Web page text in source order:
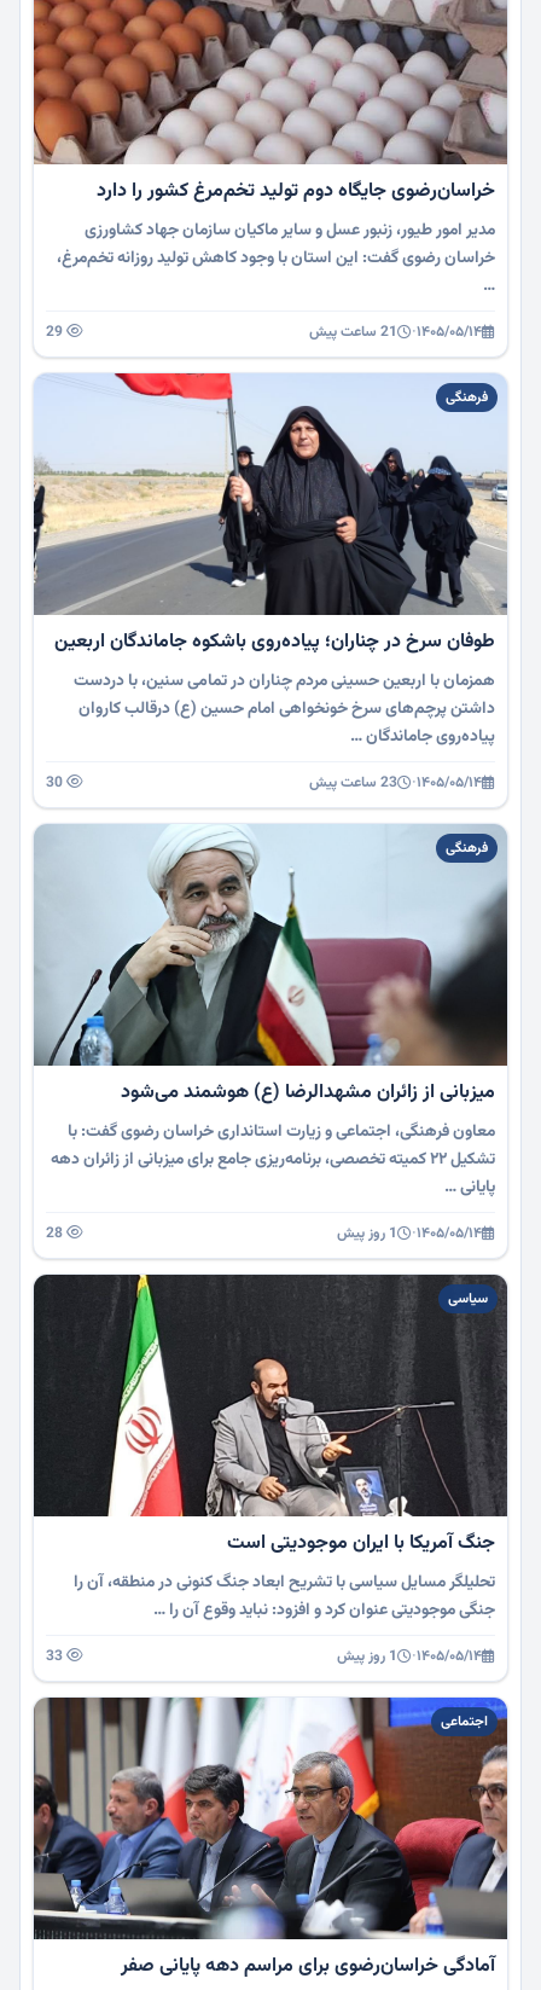
خراسان‌رضوی جایگاه دوم تولید تخم‌مرغ کشور را دارد
مدیر امور طیور، زنبور عسل و سایر ماکیان سازمان جهاد کشاورزی
خراسان رضوی گفت: این استان با وجود کاهش تولید روزانه تخم‌مرغ،
…
۱۴۰۵/۰۵/۱۴· 21 ساعت پیش
فرهنگی
طوفان سرخ در چناران؛ پیاده‌روی باشکوه جاماندگان اربعین
همزمان با اربعین حسینی مردم چناران در تمامی سنین، با دردست
داشتن پرچم‌های سرخ خونخواهی امام حسین (ع) درقالب کاروان
پیاده‌روی جاماندگان …
۱۴۰۵/۰۵/۱۴· 23 ساعت پیش
فرهنگی
میزبانی از زائران مشهدالرضا (ع) هوشمند می‌شود
معاون فرهنگی، اجتماعی و زیارت استانداری خراسان رضوی گفت: با
تشکیل ۲۲ کمیته تخصصی، برنامه‌ریزی جامع برای میزبانی از زائران دهه
پایانی …
۱۴۰۵/۰۵/۱۴· 1 روز پیش
سیاسی
جنگ آمریکا با ایران موجودیتی است
تحلیلگر مسایل سیاسی با تشریح ابعاد جنگ کنونی در منطقه، آن را
جنگی موجودیتی عنوان کرد و افزود: نباید وقوع آن را …
۱۴۰۵/۰۵/۱۴· 1 روز پیش
اجتماعی
آمادگی خراسان‌رضوی برای مراسم دهه پایانی صفر